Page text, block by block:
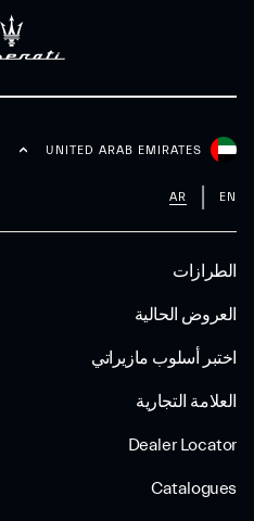
الطرازات
العروض الحالية
اختبر أسلوب مازیراتي
العلامة التجارية
Dealer Locator
Catalogues
UNITED ARAB EMIRATES
EN
AR